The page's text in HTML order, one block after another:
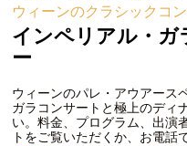
ウィーンのクラシックコ
インペリアル・ガ
ー
ウィーンのパレ・アウアース
ガラコンサートと極上のディ
い。料金、プログラム、出演
トをご覧いただくか、お電話